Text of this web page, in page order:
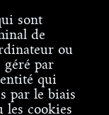
sont
de
ou
géré par
qui
par le biais
les cookies